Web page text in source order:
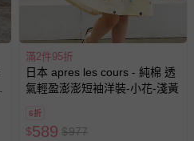
滿2件95折
日本 apres les cours - 純棉 透
氣輕盈澎澎短袖洋裝-小花-淺黃
6折
$589 $977